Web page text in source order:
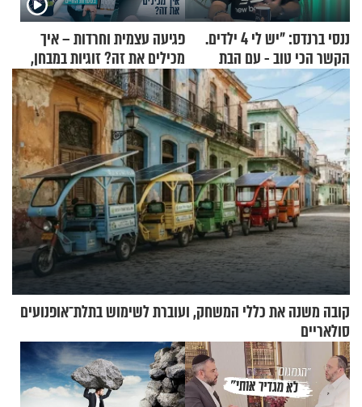
ננסי ברנדס: "יש לי 4 ילדים.
הקשר הכי טוב - עם הבת
החרדית"
פגיעה עצמית וחרדות – איך
מכילים את זה? זוגיות במבחן,
הפעם עם יהודית ואלתר כהן
קובה משנה את כללי המשחק, ועוברת לשימוש בתלת־אופנועים
סולאריים